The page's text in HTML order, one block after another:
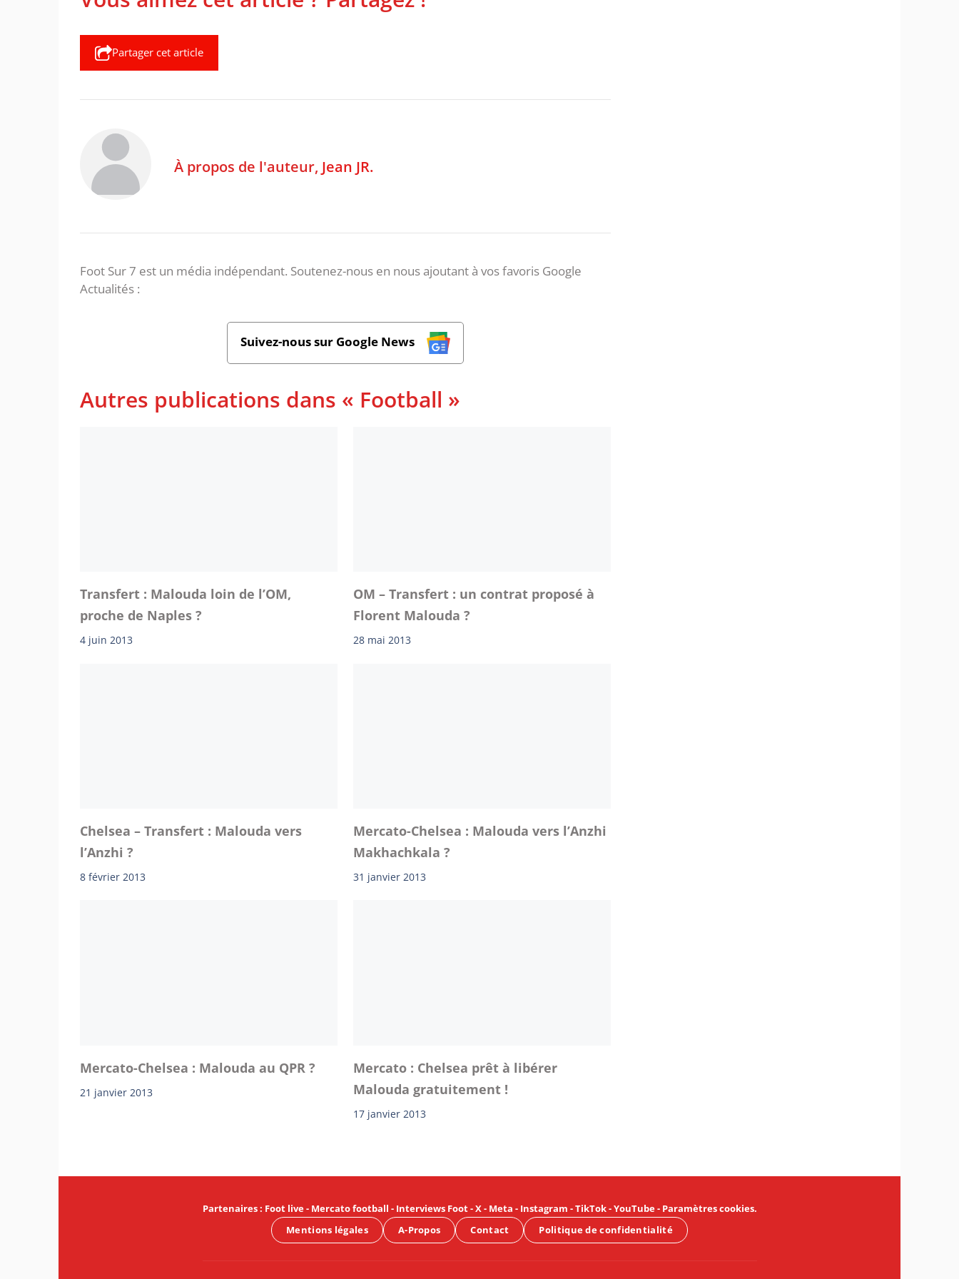
Partager cet article
À propos de l'auteur, Jean JR.
Foot Sur 7 est un média indépendant. Soutenez-nous en nous ajoutant à vos favoris Google
Actualités :
Suivez-nous sur Google News
Autres publications dans « Football »
Transfert : Malouda loin de l’OM,
proche de Naples ?
4 juin 2013
OM – Transfert : un contrat proposé à
Florent Malouda ?
28 mai 2013
Chelsea – Transfert : Malouda vers
l’Anzhi ?
8 février 2013
Mercato-Chelsea : Malouda vers l’Anzhi
Makhachkala ?
31 janvier 2013
Mercato-Chelsea : Malouda au QPR ?
21 janvier 2013
Mercato : Chelsea prêt à libérer
Malouda gratuitement !
17 janvier 2013
Partenaires: Foot live- Mercato football - Interviews Foot-X- Meta - Instagram -TikTok-YouTube- Paramètres cookies.
Mentions légales
A-Propos Contact Politique de confidentialité